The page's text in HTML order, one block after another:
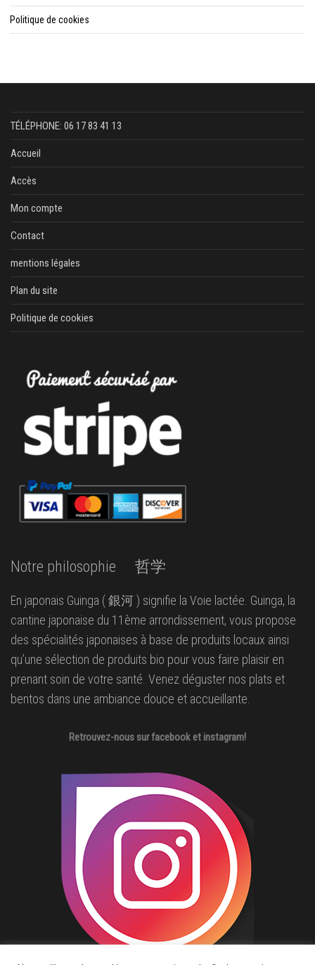
Politique de cookies
TÉLÉPHONE: 06 17 83 41 13
Accueil
Accès
Mon compte
Contact
mentions légales
Plan du site
Politique de cookies
Notre philosophie 哲学
En japonais Guinga ( 銀河 ) signifie la Voie lactée. Guinga, la
cantine japonaise du 11ème arrondissement, vous propose
des spécialités japonaises à base de produits locaux ainsi
qu’une sélection de produits bio pour vous faire plaisir en
prenant soin de votre santé. Venez déguster nos plats et
bentos dans une ambiance douce et accueillante.
Retrouvez-nous sur facebook et instagram!